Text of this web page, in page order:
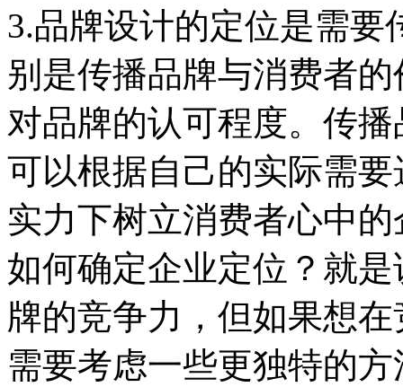
3.品牌设计的定位是需
别是传播品牌与消费者
对品牌的认可程度。传
可以根据自己的实际需
实力下树立消费者心中
如何确定企业定位？就
牌的竞争力，但如果想
需要考虑一些更独特的方